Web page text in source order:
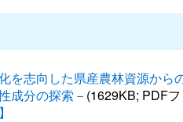
を志向した県産農林資源か
成分の探索－ (1629KB; PDF